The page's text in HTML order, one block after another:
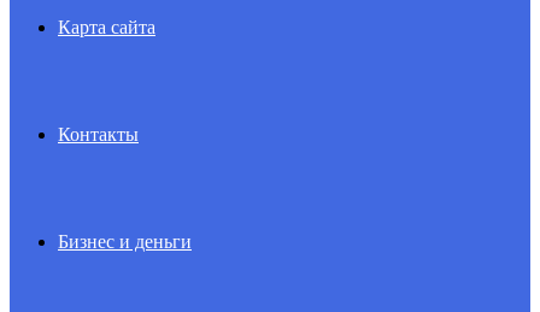
Карта сайта
Контакты
Бизнес и деньги